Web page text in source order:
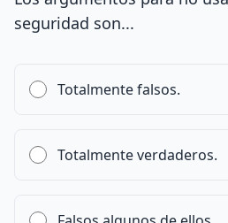
seguridad son...
Totalmente falsos.
Totalmente verdaderos.